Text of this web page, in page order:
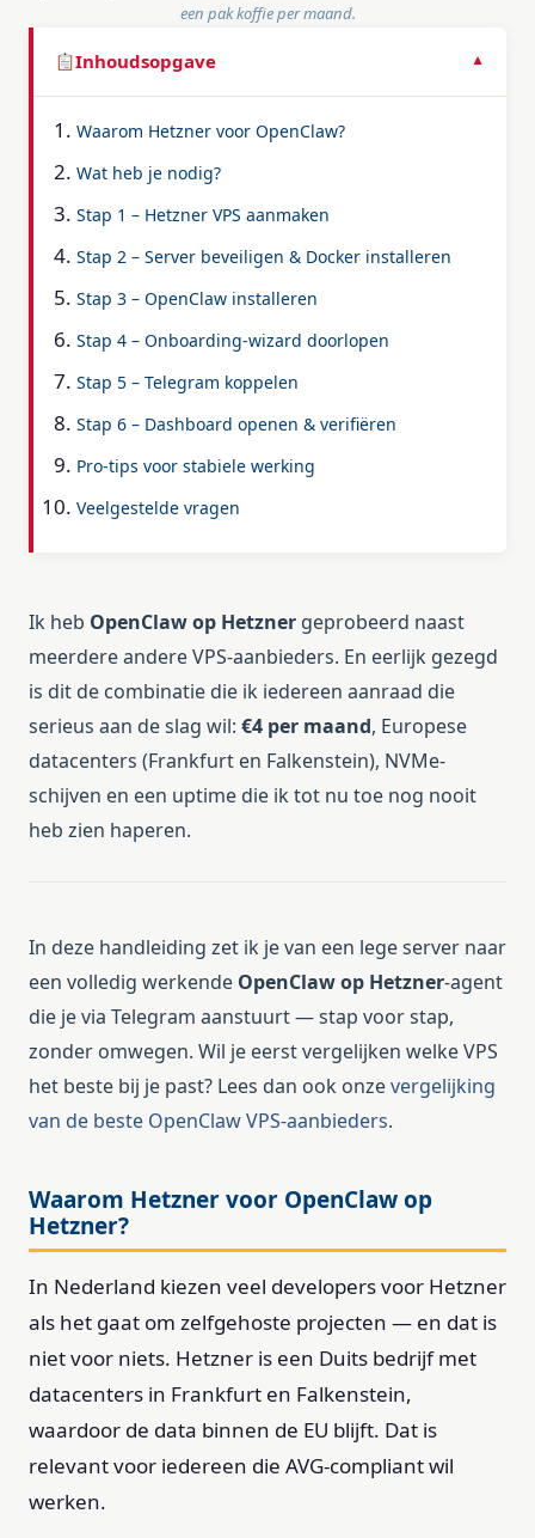
een pak koffie per maand.
Inhoudsopgave ▼
Waarom Hetzner voor OpenClaw?
Wat heb je nodig?
Stap 1 – Hetzner VPS aanmaken
Stap 2 – Server beveiligen & Docker installeren
Stap 3 – OpenClaw installeren
Stap 4 – Onboarding-wizard doorlopen
Stap 5 – Telegram koppelen
Stap 6 – Dashboard openen & verifiëren
Pro-tips voor stabiele werking
Veelgestelde vragen
Ik heb OpenClaw op Hetzner geprobeerd naast
meerdere andere VPS-aanbieders. En eerlijk gezegd
is dit de combinatie die ik iedereen aanraad die
serieus aan de slag wil: €4 per maand, Europese
datacenters (Frankfurt en Falkenstein), NVMe-
schijven en een uptime die ik tot nu toe nog nooit
heb zien haperen.
In deze handleiding zet ik je van een lege server naar
een volledig werkende OpenClaw op Hetzner-agent
die je via Telegram aanstuurt — stap voor stap,
zonder omwegen. Wil je eerst vergelijken welke VPS
het beste bij je past? Lees dan ook onzevergelijking
van de beste OpenClaw VPS-aanbieders.
Waarom Hetzner voor OpenClaw op
Hetzner?
In Nederland kiezen veel developers voor Hetzner
als het gaat om zelfgehoste projecten — en dat is
niet voor niets. Hetzner is een Duits bedrijf met
datacenters in Frankfurt en Falkenstein,
waardoor de data binnen de EU blijft. Dat is
relevant voor iedereen die AVG-compliant wil
werken.